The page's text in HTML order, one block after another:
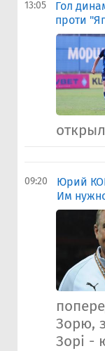
13:05
Гол
проти
09:20
Юрий
Им
Зорю,
Зорі -